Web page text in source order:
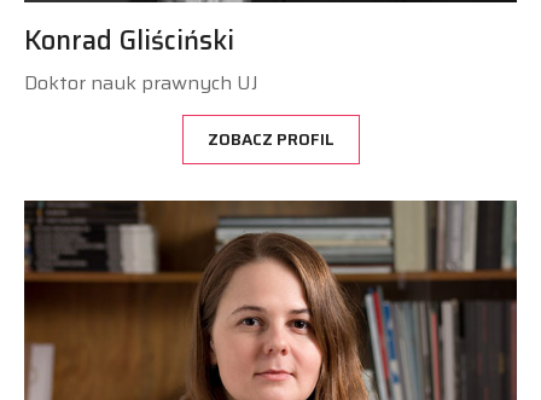
Konrad Gliściński
Doktor nauk prawnych UJ
ZOBACZ PROFIL